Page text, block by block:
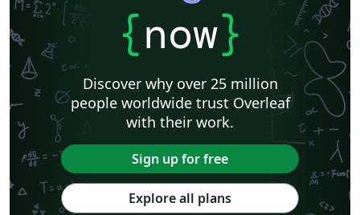
{now}
Discover why over 25 million
people worldwide trust Overleaf
with their work.
Sign up for free
Explore all plans